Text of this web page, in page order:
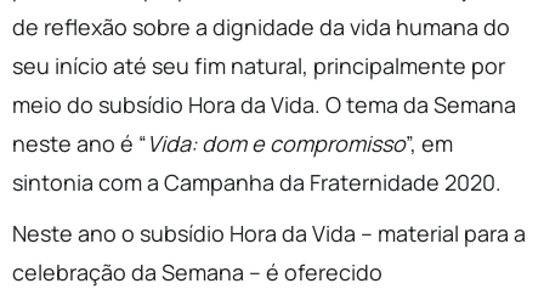
de reflexão sobre a dignidade da vida humana do
seu início até seu fim natural, principalmente por
meio do subsídio Hora da Vida. O tema da Semana
neste ano é “Vida: dom e compromisso”, em
sintonia com a Campanha da Fraternidade 2020.
Neste ano o subsídio Hora da Vida – material para a
celebração da Semana – é oferecido